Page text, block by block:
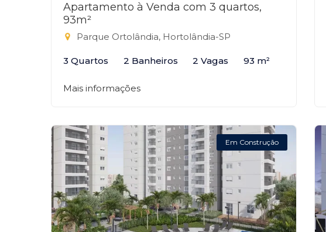
Apartamento à Venda com 3 quartos,
93m²
Parque Ortolândia, Hortolândia-SP
3 Quartos 2 Banheiros 2 Vagas 93 m²
Mais informações
Em Construção